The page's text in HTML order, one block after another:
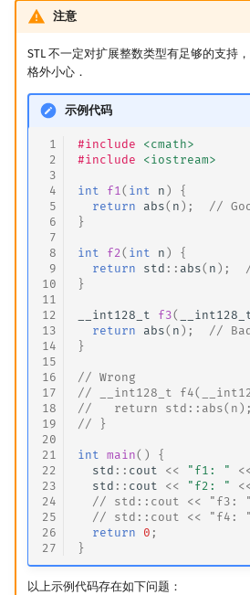
注意
STL 不一定对扩展整数类型有足够的支持
格外小心．
示例代码
1
2
3
4
5
6
7
8
9
10
11
12
13
14
15
16
17
18
19
20
21
22
23
24
25
26
27
#include
<cmath>
#include
<iostream>
int f1( int n )
{
return
abs( n );
//
}
int f2( int n )
{
return
std :: abs( n );
}
__int128_t f3(
return
abs( n );
// Bad
}
// Wrong
// __int128_t
//   return std::abs(n);
// }
int main()
{
std :: cout << "f1: "
std :: cout << "f2: "
// std::cout << "f3: "
// std::cout << "f4: "
return
0 ;
}
以上示例代码存在如下问题：